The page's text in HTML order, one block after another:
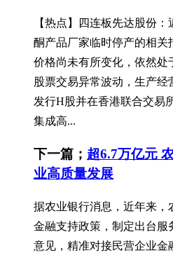
【热点】四连板先达股份
酮产品厂家临时停产的相
价格尚未有所变化，依然处
股票交易异常波动，生产经
发行H股并在香港联合交易
集成高...
下一篇； 超6.7万亿元
业高质量发展
据农业银行消息，近年来，
金融支持政策，制定出台
意见，精准对接民营企业金